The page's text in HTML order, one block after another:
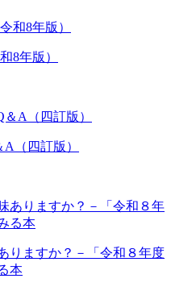
8年版）
（四訂版）
りますか？－「令和８年度
本